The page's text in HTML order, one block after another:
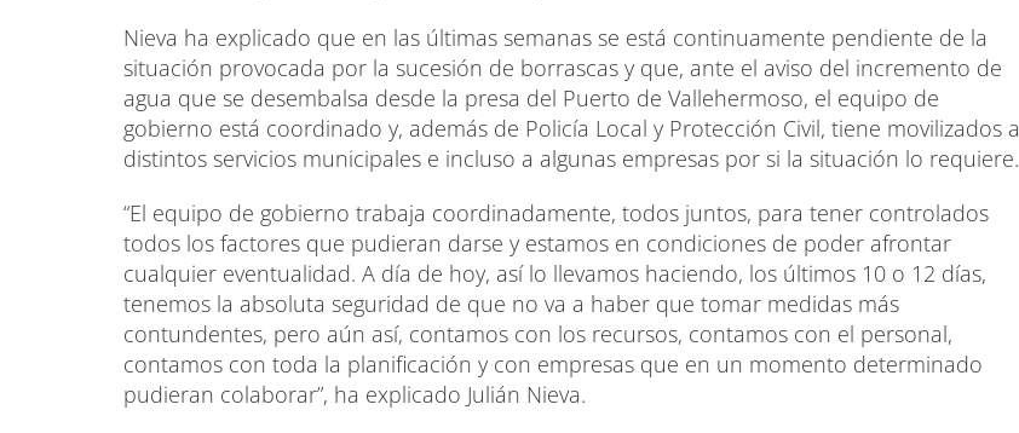
Nieva ha explicado que en las últimas semanas se está continuamente pendiente de la
situación provocada por la sucesión de borrascas y que, ante el aviso del incremento de
agua que se desembalsa desde la presa del Puerto de Vallehermoso, el equipo de
gobierno está coordinado y, además de Policía Local y Protección Civil, tiene movilizados a
distintos servicios municipales e incluso a algunas empresas por si la situación lo requiere.
“El equipo de gobierno trabaja coordinadamente, todos juntos, para tener controlados
todos los factores que pudieran darse y estamos en condiciones de poder afrontar
cualquier eventualidad. A día de hoy, así lo llevamos haciendo, los últimos 10 o 12 días,
tenemos la absoluta seguridad de que no va a haber que tomar medidas más
contundentes, pero aún así, contamos con los recursos, contamos con el personal,
contamos con toda la planificación y con empresas que en un momento determinado
pudieran colaborar”, ha explicado Julián Nieva.